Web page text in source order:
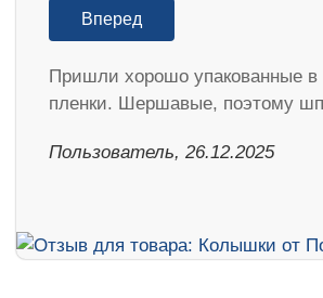
Вперед
Пришли хорошо упакованные в
пленки. Шершавые, поэтому
Пользователь, 26.12.2025